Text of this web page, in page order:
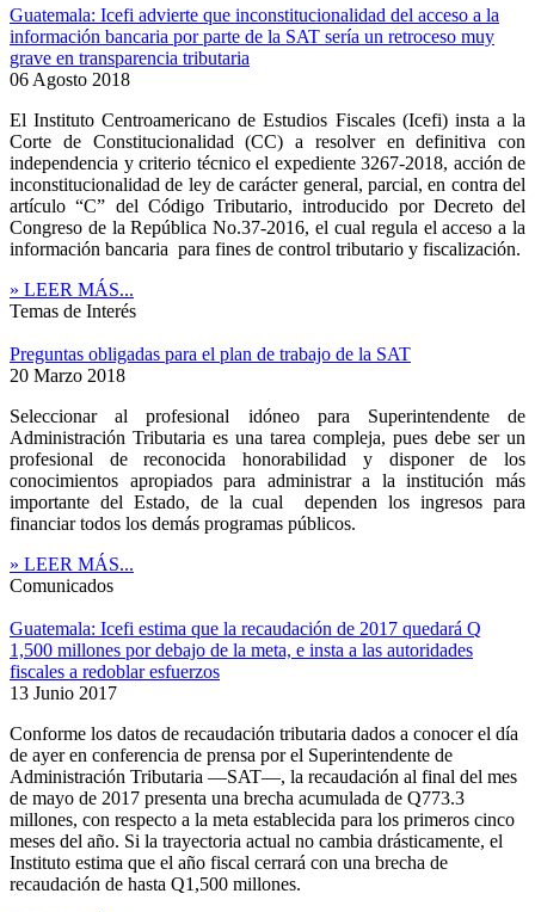
Guatemala: Icefi advierte que inconstitucionalidad del acceso a la
información bancaria por parte de la SAT sería un retroceso muy
grave en transparencia tributaria
06 Agosto 2018
El Instituto Centroamericano de Estudios Fiscales (Icefi) insta a la
Corte de Constitucionalidad (CC) a resolver en definitiva con
independencia y criterio técnico el expediente 3267-2018, acción de
inconstitucionalidad de ley de carácter general, parcial, en contra del
artículo “C” del Código Tributario, introducido por Decreto del
Congreso de la República No.37-2016, el cual regula el acceso a la
información bancaria para fines de control tributario y fiscalización.
» LEER MÁS...
Temas de Interés
Preguntas obligadas para el plan de trabajo de la SAT
20 Marzo 2018
Seleccionar al profesional idóneo para Superintendente de
Administración Tributaria es una tarea compleja, pues debe ser un
profesional de reconocida honorabilidad y disponer de los
conocimientos apropiados para administrar a la institución más
importante del Estado, de la cual dependen los ingresos para
financiar todos los demás programas públicos.
» LEER MÁS...
Comunicados
Guatemala: Icefi estima que la recaudación de 2017 quedará Q
1,500 millones por debajo de la meta, e insta a las autoridades
fiscales a redoblar esfuerzos
13 Junio 2017
Conforme los datos de recaudación tributaria dados a conocer el día
de ayer en conferencia de prensa por el Superintendente de
Administración Tributaria ―SAT―, la recaudación al final del mes
de mayo de 2017 presenta una brecha acumulada de Q773.3
millones, con respecto a la meta establecida para los primeros cinco
meses del año. Si la trayectoria actual no cambia drásticamente, el
Instituto estima que el año fiscal cerrará con una brecha de
recaudación de hasta Q1,500 millones.